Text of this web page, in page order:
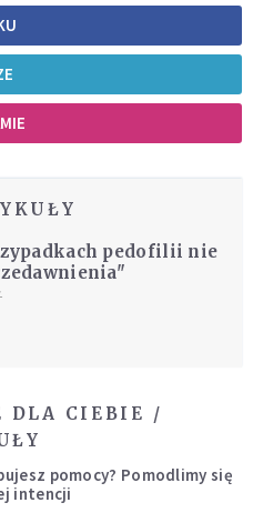
pedofilii nie
DLA CIEBIE /
pomocy? Pomodlimy się
intencji